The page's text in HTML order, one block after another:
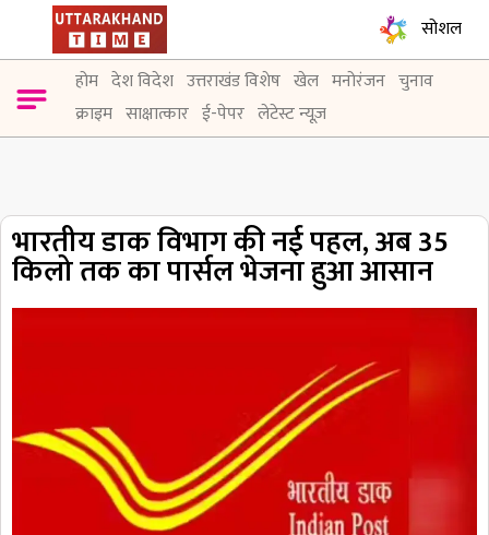
सोशल
होम देश विदेश उत्तराखंड विशेष खेल मनोरंजन चुनाव
क्राइम साक्षात्कार ई-पेपर लेटेस्ट न्यूज़
भारतीय डाक विभाग की नई पहल, अब 35
किलो तक का पार्सल भेजना हुआ आसान